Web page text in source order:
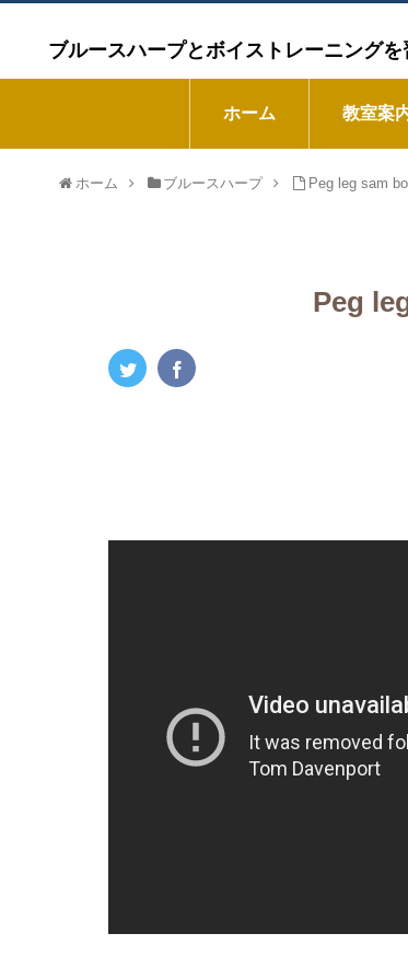
ブルースハープとボイストレーニング
ホーム 教室案
ホーム ブルースハープ Peg leg sam
Peg